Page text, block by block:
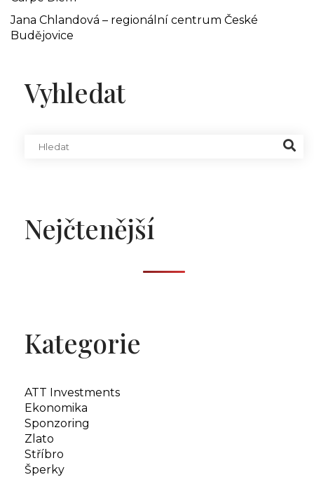
Jana Chlandová – regionální centrum České
Budějovice
Vyhledat
Nejčtenější
Kategorie
ATT Investments
Ekonomika
Sponzoring
Zlato
Stříbro
Šperky